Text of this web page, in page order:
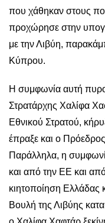
που χάθηκαν στους
προχώρησε στην
με την Λιβύη,
Κύπρου.
Η συμφωνία αυτή
Στρατάρχης Χαλίφα
Εθνικού Στρατού,
έπραξε και ο
Παράλληλα, η
και από την ΕΕ και
κιητοποίηση Ελλάδας
Βουλή της Λιβύης